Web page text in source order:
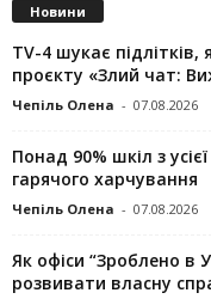
Новини
TV-4 шукає
проєкту «Злий чат:
Чепіль Олена - 07.08.2026
Понад 90% шкіл з
гарячого харчування
Чепіль Олена - 07.08.2026
Як офіси “Зроблено в
розвивати власну